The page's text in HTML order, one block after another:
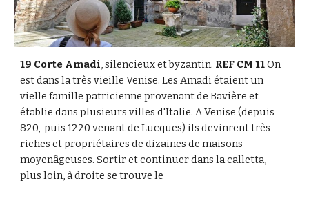
19 Corte Amadi, silencieux et byzantin. REF CM 11 On
est dans la très vieille Venise. Les Amadi étaient un
vielle famille patricienne provenant de Bavière et
établie dans plusieurs villes d'Italie. A Venise (depuis
820,  puis 1220 venant de Lucques) ils devinrent très
riches et propriétaires de dizaines de maisons
moyenâgeuses. Sortir et continuer dans la calletta,
plus loin, à droite se trouve le